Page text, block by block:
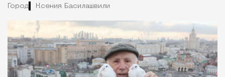
Город Ксения Басилашвили